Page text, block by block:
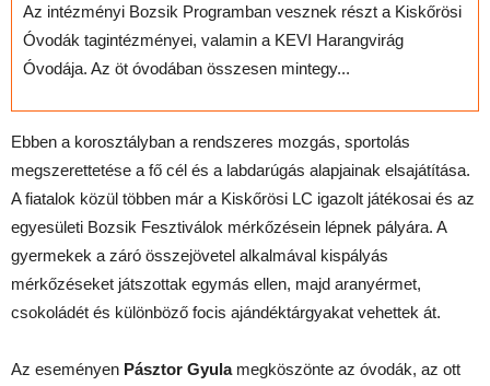
Az intézményi Bozsik Programban vesznek részt a Kiskőrösi
Óvodák tagintézményei, valamin a KEVI Harangvirág
Óvodája. Az öt óvodában összesen mintegy...
Ebben a korosztályban a rendszeres mozgás, sportolás
megszerettetése a fő cél és a labdarúgás alapjainak elsajátítása.
A fiatalok közül többen már a Kiskőrösi LC igazolt játékosai és az
egyesületi Bozsik Fesztiválok mérkőzésein lépnek pályára. A
gyermekek a záró összejövetel alkalmával kispályás
mérkőzéseket játszottak egymás ellen, majd aranyérmet,
csokoládét és különböző focis ajándéktárgyakat vehettek át.
Az eseményen Pásztor Gyulamegköszönte az óvodák, az ott